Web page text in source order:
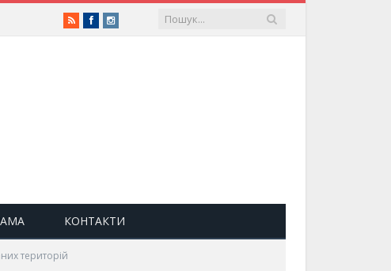
RSSFacebookInstagram
КОНТАКТИ
територій